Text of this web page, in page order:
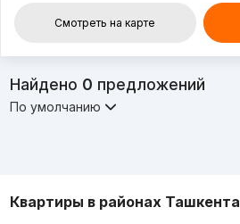
Смотреть на карте
Найдено 0 предложений
По умолчанию
Квартиры в районах Ташкента